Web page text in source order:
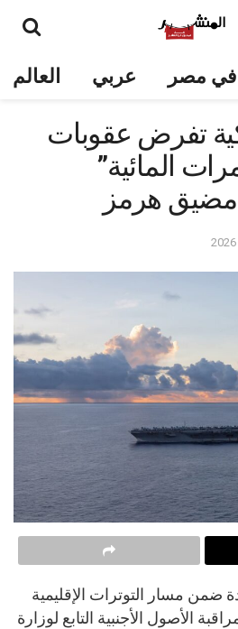
مصر عربي العالم
تفرض عقوبات
المائية”
مضيق هرمز
مسار التوترات الإقليمية
الأصول الأجنبية التابع لوزارة